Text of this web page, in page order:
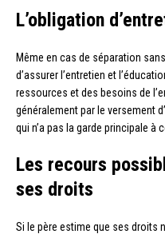
L’obligation
Même en cas de séparation
d’assurer l’entretien et
ressources et des besoins de
généralement par le versement
qui n’a pas la garde principale à
Les recours
ses droits
Si le père estime que ses droits